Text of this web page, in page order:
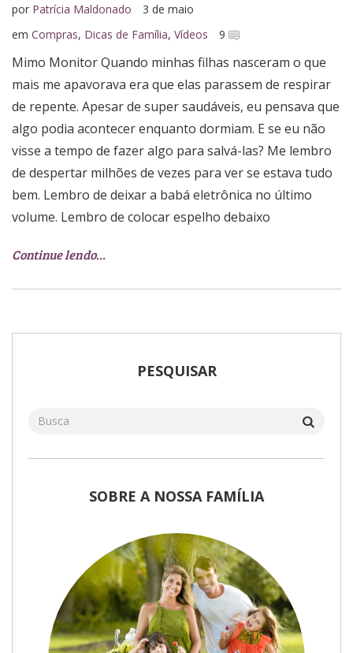
por Patrícia Maldonado
3 de maio
em Compras, Dicas de Família, Vídeos 9
Mimo Monitor Quando minhas filhas nasceram o que
mais me apavorava era que elas parassem de respirar
de repente. Apesar de super saudáveis, eu pensava que
algo podia acontecer enquanto dormiam. E se eu não
visse a tempo de fazer algo para salvá-las? Me lembro
de despertar milhões de vezes para ver se estava tudo
bem. Lembro de deixar a babá eletrônica no último
volume. Lembro de colocar espelho debaixo
Continue lendo…
PESQUISAR
SOBRE A NOSSA FAMÍLIA